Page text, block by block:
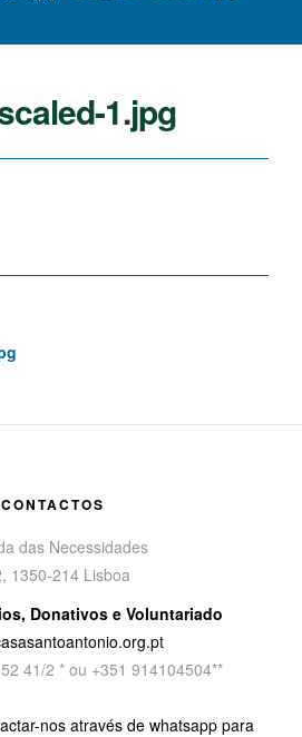
1.jpg
CONTACTOS
das Necessidades
1350-214 Lisboa
Donativos e Voluntariado
41/2 * ou +351 914104504**
nos através de whatsapp para